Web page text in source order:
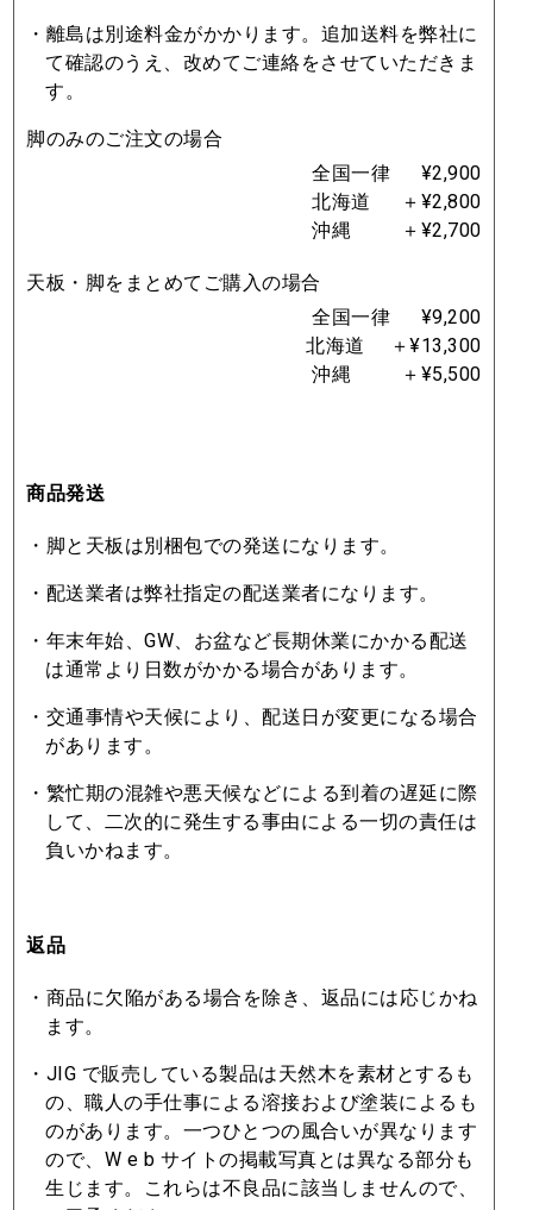
・離島は別途料⾦がかかります。追加送料を弊社に
て確認のうえ、改めてご連絡をさせていただきま
す。
脚のみのご注文の場合
全国一律 ¥2,900
北海道 ＋¥2,800
沖縄 ＋¥2,700
天板・脚をまとめてご購入の場合
全国一律 ¥9,200
北海道 ＋¥13,300
沖縄 ＋¥5,500
商品発送
・脚と天板は別梱包での発送になります。
・配送業者は弊社指定の配送業者になります。
・年末年始、GW、お盆など⻑期休業にかかる配送
は通常より⽇数がかかる場合があります。
・交通事情や天候により、配送⽇が変更になる場合
があります。
・繁忙期の混雑や悪天候などによる到着の遅延に際
して、⼆次的に発⽣する事由による⼀切の責任は
負いかねます。
返品
・商品に⽋陥がある場合を除き、返品には応じかね
ます。
・JIG で販売している製品は天然⽊を素材とするも
の、職⼈の⼿仕事による溶接および塗装によるも
のがあります。⼀つひとつの⾵合いが異なります
ので、W e b サイトの掲載写真とは異なる部分も
⽣じます。これらは不良品に該当しませんので、